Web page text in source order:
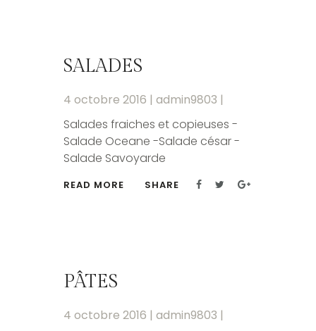
SALADES
4 octobre 2016 | admin9803 |
Salades fraiches et copieuses -
Salade Oceane -Salade césar -
Salade Savoyarde
READ MORE SHARE
PÂTES
4 octobre 2016 | admin9803 |